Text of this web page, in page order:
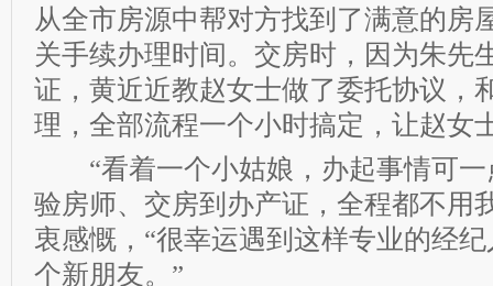
从全市房源中帮对方找到了满意的房
关手续办理时间。交房时，因为朱先
证，黄近近教赵女士做了委托协议，
理，全部流程一个小时搞定，让赵女
“看着一个小姑娘，办起事情可一
验房师、交房到办产证，全程都不用
衷感慨，“很幸运遇到这样专业的经
个新朋友。”